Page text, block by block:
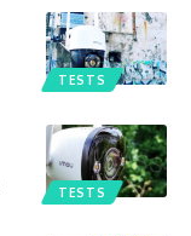
TESTS
TESTS